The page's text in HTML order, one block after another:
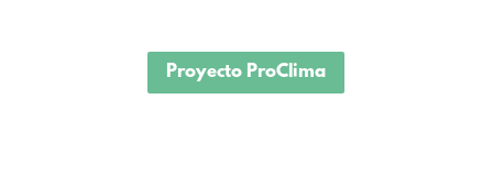
Proyecto ProClima